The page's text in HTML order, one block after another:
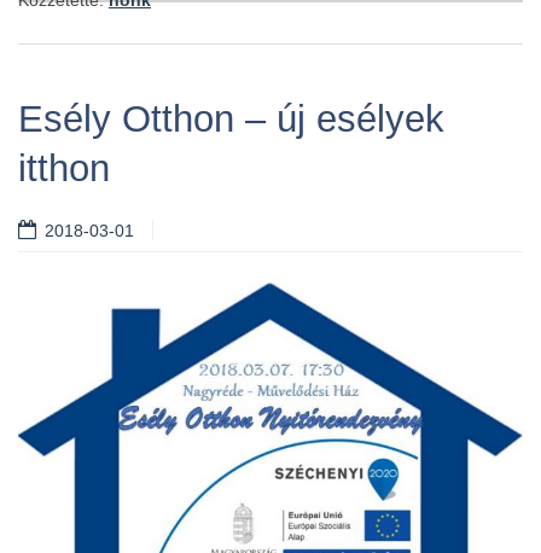
Esély Otthon – új esélyek
itthon
2018-03-01